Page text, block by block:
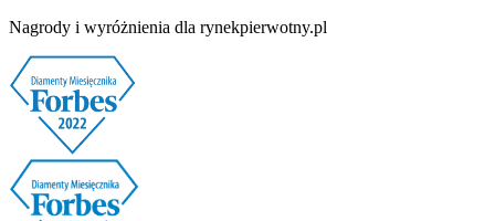
Nagrody i wyróżnienia dla rynekpierwotny.pl